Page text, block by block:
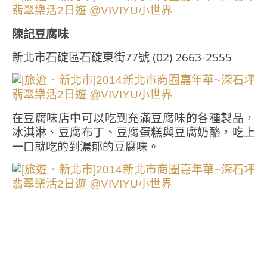
陳記豆腐味
新北市石碇區石碇東街77號 (02) 2663-2555
在豆腐味店中可以吃到充滿豆腐味的各種製品，
冰淇淋、豆腐布丁、豆腐蛋糕與豆腐奶酪，吃上
一口就吃的到濃郁的豆腐味。